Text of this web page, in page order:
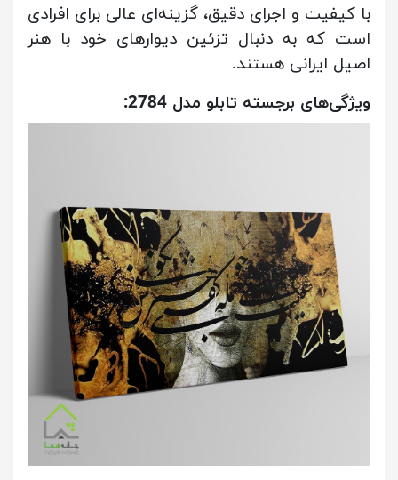
با کیفیت و اجرای دقیق، گزینه‌ای عالی برای افرادی
است که به دنبال تزئین دیوارهای خود با هنر
اصیل ایرانی هستند.
ویژگی‌های برجسته تابلو مدل 2784: